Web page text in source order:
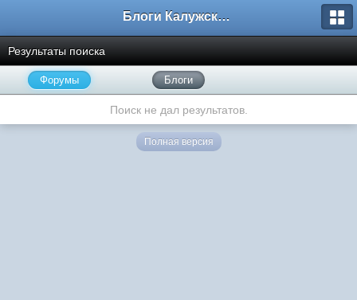
Блоги Калужского перекрестка
Результаты поиска
Форумы Блоги
Поиск не дал результатов.
Полная версия